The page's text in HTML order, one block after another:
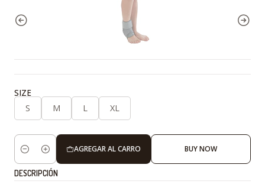
SIZE
S
M L XL
Cantidad
AGREGAR AL CARRO BUY NOW
DESCRIPCIÓN